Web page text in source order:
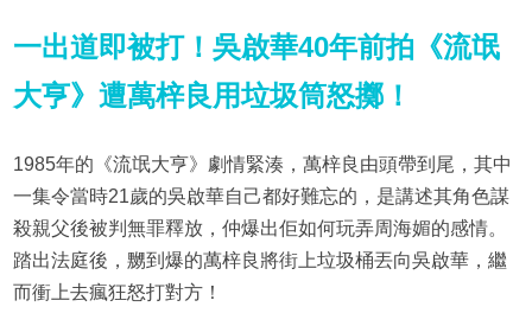
一出道即被打！吳啟華40年前拍《流氓
大亨》遭萬梓良用垃圾筒怒擲！
1985年的《流氓大亨》劇情緊湊，萬梓良由頭帶到尾，其中
一集令當時21歲的吳啟華自己都好難忘的，是講述其角色謀
殺親父後被判無罪釋放，仲爆出佢如何玩弄周海媚的感情。
踏出法庭後，嬲到爆的萬梓良將街上垃圾桶丟向吳啟華，繼
而衝上去瘋狂怒打對方！